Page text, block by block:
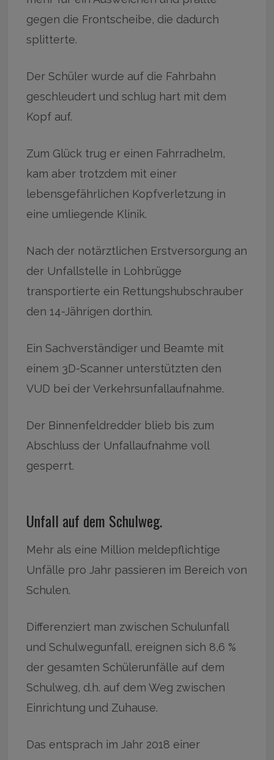
gegen die Frontscheibe, die dadurch
splitterte.
Der Schüler wurde auf die Fahrbahn
geschleudert und schlug hart mit dem
Kopf auf.
Zum Glück trug er einen Fahrradhelm,
kam aber trotzdem mit einer
lebensgefährlichen Kopfverletzung in
eine umliegende Klinik.
Nach der notärztlichen Erstversorgung an
der Unfallstelle in Lohbrügge
transportierte ein Rettungshubschrauber
den 14-Jährigen dorthin.
Ein Sachverständiger und Beamte mit
einem 3D-Scanner unterstützten den
VUD bei der Verkehrsunfallaufnahme.
Der Binnenfeldredder blieb bis zum
Abschluss der Unfallaufnahme voll
gesperrt.
Unfall auf dem Schulweg.
Mehr als eine Million meldepflichtige
Unfälle pro Jahr passieren im Bereich von
Schulen.
Differenziert man zwischen Schulunfall
und Schulwegunfall, ereignen sich 8,6 %
der gesamten Schülerunfälle auf dem
Schulweg, d.h. auf dem Weg zwischen
Einrichtung und Zuhause.
Das entsprach im Jahr 2018 einer